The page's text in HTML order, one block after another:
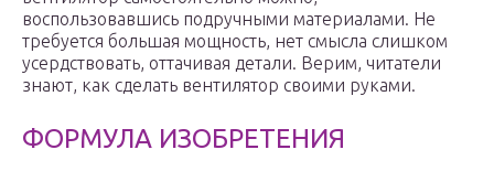
воспользовавшись подручными материалами. Не
требуется большая мощность, нет смысла слишком
усердствовать, оттачивая детали. Верим, читатели
знают, как сделать вентилятор своими руками.
ФОРМУЛА ИЗОБРЕТЕНИЯ